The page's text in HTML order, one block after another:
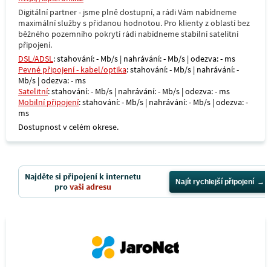
Digitální partner - jsme plně dostupní, a rádi Vám nabídneme
maximální služby s přidanou hodnotou. Pro klienty z oblastí bez
běžného pozemního pokrytí rádi nabídneme stabilní satelitní
připojení.
DSL/ADSL: stahování: - Mb/s | nahrávání: - Mb/s | odezva: - ms
Pevné připojení - kabel/optika: stahování: - Mb/s | nahrávání: -
Mb/s | odezva: - ms
Satelitní: stahování: - Mb/s | nahrávání: - Mb/s | odezva: - ms
Mobilní připojení: stahování: - Mb/s | nahrávání: - Mb/s | odezva: -
ms
Dostupnost v celém okrese.
Najděte si připojení k internetu
provaši adresu Najít rychlejší připojení